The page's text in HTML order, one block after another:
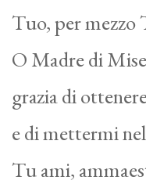
Tuo, per mezzo
O Madre di
grazia di
e di mettermi
Tu ami,